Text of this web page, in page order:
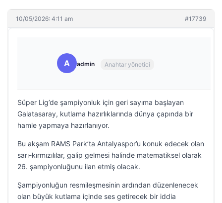
10/05/2026: 4:11 am #17739
A admin Anahtar yönetici
Süper Lig’de şampiyonluk için geri sayıma başlayan
Galatasaray, kutlama hazırlıklarında dünya çapında bir
hamle yapmaya hazırlanıyor.
Bu akşam RAMS Park’ta Antalyaspor’u konuk edecek olan
sarı-kırmızılılar, galip gelmesi halinde matematiksel olarak
26. şampiyonluğunu ilan etmiş olacak.
Şampiyonluğun resmileşmesinin ardından düzenlenecek
olan büyük kutlama içinde ses getirecek bir iddia